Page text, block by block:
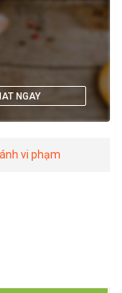
NGAY
vi phạm